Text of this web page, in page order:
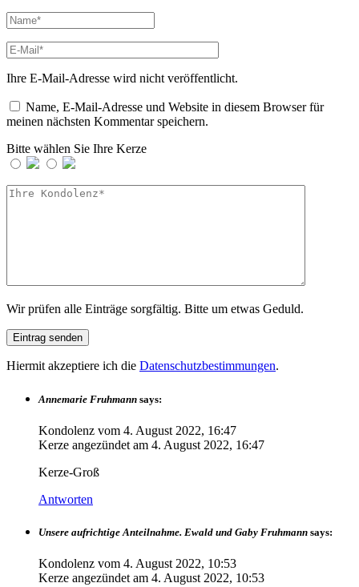
Ihre E-Mail-Adresse wird nicht veröffentlicht.
Name, E-Mail-Adresse und Website in diesem Browser für
meinen nächsten Kommentar speichern.
Bitte wählen Sie Ihre Kerze
Wir prüfen alle Einträge sorgfältig. Bitte um etwas Geduld.
Hiermit akzeptiere ich die Datenschutzbestimmungen.
Annemarie Fruhmann says:
Kondolenz vom 4. August 2022, 16:47
Kerze angezündet am 4. August 2022, 16:47
Kerze-Groß
Antworten
Unsere aufrichtige Anteilnahme. Ewald und Gaby Fruhmann says:
Kondolenz vom 4. August 2022, 10:53
Kerze angezündet am 4. August 2022, 10:53